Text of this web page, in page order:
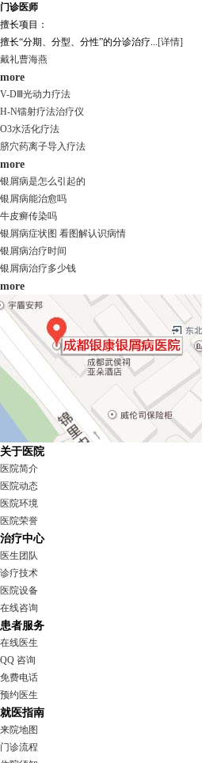
门诊医师
擅长项目：
擅长“分期、分型、分性”的分诊治疗...[详情]
戴礼曹海燕
more
V-DⅢ光动力疗法
H-N镭射疗法治疗仪
O3水活化疗法
脐穴药离子导入疗法
more
银屑病是怎么引起的
银屑病能治愈吗
牛皮癣传染吗
银屑病症状图 看图解认识病情
银屑病治疗时间
银屑病治疗多少钱
more
关于医院
医院简介
医院动态
医院环境
医院荣誉
治疗中心
医生团队
诊疗技术
医院设备
在线咨询
患者服务
在线医生
QQ 咨询
免费电话
预约医生
就医指南
来院地图
门诊流程